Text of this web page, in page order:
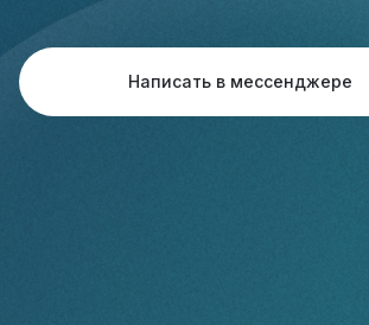
Написать в мессенджере